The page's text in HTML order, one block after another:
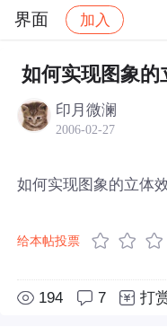
界面 加入
社区 界面 帖子
如何实现图象的
印月微澜
2006-02-27
如何实现图象的立体
给本帖投票
194 7 打